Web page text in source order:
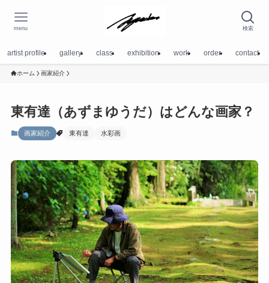
検索
menu
artist profile gallery class exhibition work order contact
ホーム 画家紹介
東有達（あずまゆうだ）はどんな画家？
画家紹介 東有達 水彩画